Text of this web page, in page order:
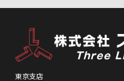
東京支店